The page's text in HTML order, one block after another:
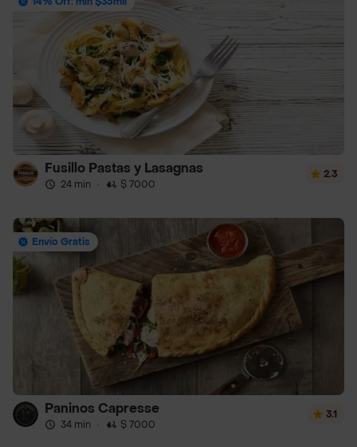
Fusillo Pastas y Lasagnas
24 min · $ 7000
2.3
Envío Gratis
Paninos Capresse
34 min · $ 7000
3.1